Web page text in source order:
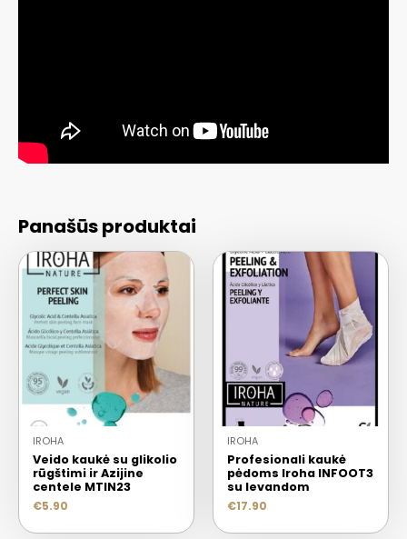
Panašūs produktai
IROHA
Veido kaukė su glikolio
rūgštimi ir Azijine
centele MTIN23
€5.90
IROHA
Profesionali kaukė
pėdoms Iroha INFOOT3
su levandom
€17.90